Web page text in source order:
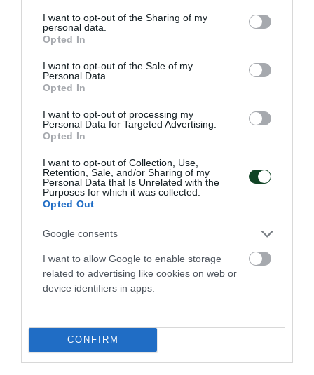
not limited to your visit or usage behaviour. You may click to
grant or deny consent to Google and its third-party tags to
use your data for below specified purposes in below Google
consent section.
I want to opt-out of the Sharing of my
personal data.
Opted In
I want to opt-out of the Sale of my
Personal Data.
Opted In
I want to opt-out of processing my
Personal Data for Targeted Advertising.
Opted In
I want to opt-out of Collection, Use,
Retention, Sale, and/or Sharing of my
Personal Data that Is Unrelated with the
Purposes for which it was collected.
Opted Out
Google consents
I want to allow Google to enable storage
related to advertising like cookies on web or
device identifiers in apps.
CONFIRM
1979 Αγώνες Εις Μνήμην Α. Μαντζαβελάκη
1982 Τουρνουά «Απόστολος Νικολαΐδης»
βολει
βολει γυναικων
1983 Αγώνες τοξοβολίας FITA εις μνήμη
1990-2024 Κυριακίδεια
1997 Τουρνουά Μιχάλη Τριανταφυλλίδη βολει
2007 Τουρνουά Εσπέρου «Νίκος Γκάλης»
μπασκετ